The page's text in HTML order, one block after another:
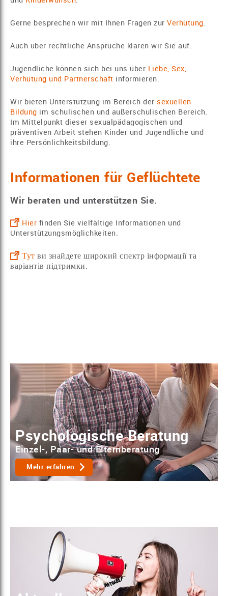
Gerne besprechen wir mit Ihnen Fragen zur Verhütung.
Auch über rechtliche Ansprüche klären wir Sie auf.
Jugendliche können sich bei uns über Liebe, Sex,
Verhütung und Partnerschaft informieren.
Wir bieten Unterstützung im Bereich der sexuellen
Bildung im schulischen und außerschulischen Bereich.
Im Mittelpunkt dieser sexualpädagogischen und
präventiven Arbeit stehen Kinder und Jugendliche und
ihre Persönlichkeitsbildung.
Informationen für Geflüchtete
Wir beraten und unterstützen Sie.
Hier finden Sie vielfältige Informationen und
Unterstützungsmöglichkeiten.
Тут ви знайдете широкий спектр інформації та
варіантів підтримки.
Psychologische Beratung
Einzel-, Paar- und Elternberatung
Mehr erfahren